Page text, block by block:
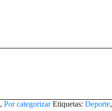
, Por categorizar Etiquetas: Deporte,